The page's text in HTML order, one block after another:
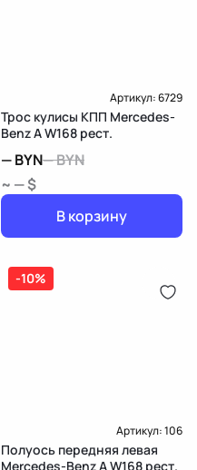
Артикул:6729
Трос кулисы КПП Mercedes-
Benz A W168 рест.
—BYN—BYN
~ — $
В корзину
-10%
Артикул:106
Полуось передняя левая
Mercedes-Benz A W168 рест.